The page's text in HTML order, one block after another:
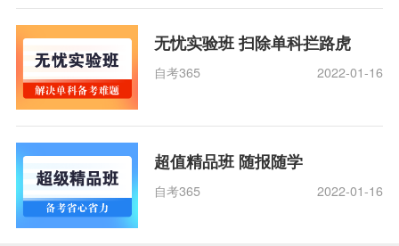
无忧实验班 扫除单科拦路虎
自考365 2022-01-16
超值精品班 随报随学
自考365 2022-01-16